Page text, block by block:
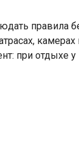
правила
при отдыхе